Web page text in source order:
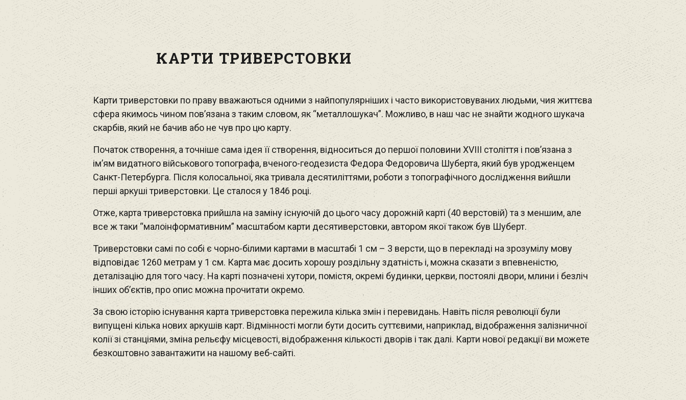
КАРТИ ТРИВЕРСТОВКИ
Карти триверстовки по праву вважаються одними з найпопулярніших і часто використовуваних людьми, чия життєва
сфера якимось чином пов’язана з таким словом, як “металлошукач”. Можливо, в наш час не знайти жодного шукача
скарбів, який не бачив або не чув про цю карту.
Початок створення, а точніше сама ідея її створення, відноситься до першої половини XVIII століття і пов’язана з
ім’ям видатного військового топографа, вченого-геодезиста Федора Федоровича Шуберта, який був уродженцем
Санкт-Петербурга. Після колосальної, яка тривала десятиліттями, роботи з топографічного дослідження вийшли
перші аркуші триверстовки. Це сталося у 1846 році.
Отже, карта триверстовка прийшла на заміну існуючій до цього часу дорожній карті (40 верстовій) та з меншим, але
все ж таки “малоінформативним” масштабом карти десятиверстовки, автором якої також був Шуберт.
Триверстовки самі по собі є чорно-білими картами в масштабі 1 см – 3 версти, що в перекладі на зрозумілу мову
відповідає 1260 метрам у 1 см. Карта має досить хорошу роздільну здатність і, можна сказати з впевненістю,
деталізацію для того часу. На карті позначені хутори, помістя, окремі будинки, церкви, постоялі двори, млини і безліч
інших об’єктів, про опис можна прочитати окремо.
За свою історію існування карта триверстовка пережила кілька змін і перевидань. Навіть після революції були
випущені кілька нових аркушів карт. Відмінності могли бути досить суттєвими, наприклад, відображення залізничної
колії зі станціями, зміна рельєфу місцевості, відображення кількості дворів і так далі. Карти нової редакції ви можете
безкоштовно завантажити на нашому веб-сайті.